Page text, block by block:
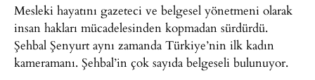
Mesleki hayatını gazeteci ve belgesel yönetmeni olarak
insan hakları mücadelesinden kopmadan sürdürdü.
Şehbal Şenyurt aynı zamanda Türkiye’nin ilk kadın
kameramanı. Şehbal’in çok sayıda belgeseli bulunuyor.